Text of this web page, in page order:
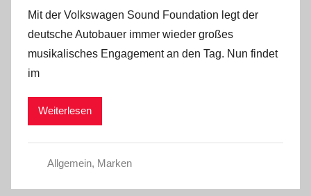
Mit der Volkswagen Sound Foundation legt der
deutsche Autobauer immer wieder großes
musikalisches Engagement an den Tag. Nun findet
im
Weiterlesen
Allgemein, Marken